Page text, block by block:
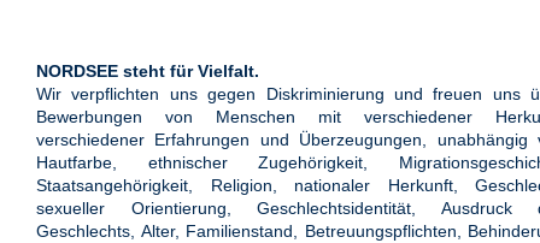
NORDSEE steht für Vielfalt.
Wir verpflichten uns gegen Diskriminierung und freuen uns
Bewerbungen von Menschen mit verschiedener
verschiedener Erfahrungen und Überzeugungen, unabhängig
Hautfarbe, ethnischer Zugehörigkeit,
Staatsangehörigkeit, Religion, nationaler Herkunft,
sexueller Orientierung, Geschlechtsidentität, Ausdruck
Geschlechts, Alter, Familienstand, Betreuungspflichten,